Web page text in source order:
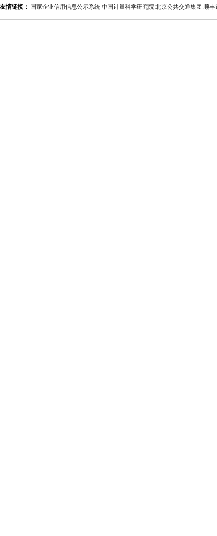
友情链接： 国家企业信用信息公示系统 中国计量科学研究院 北京公共交通集团 顺丰